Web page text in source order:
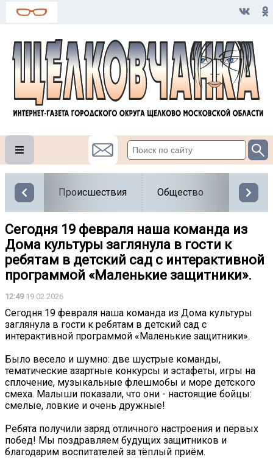
Происшествия Общество Власть
Сегодня 19 февраля наша команда из
Дома культуры заглянула в гости к
ребятам в детский сад с интерактивной
программой «Маленькие защитники».
12:4919.02.2026
Сегодня 19 февраля наша команда из Дома культуры
заглянула в гости к ребятам в детский сад с
интерактивной программой «Маленькие защитники».
Было весело и шумно: две шустрые команды,
тематические азартные конкурсы и эстафеты, игры на
сплочение, музыкальные флешмобы и море детского
смеха. Малыши показали, что они - настоящие бойцы:
смелые, ловкие и очень дружные!
Ребята получили заряд отличного настроения и первых
побед! Мы поздравляем будущих защитников и
благодарим воспитателей за тёплый приём.